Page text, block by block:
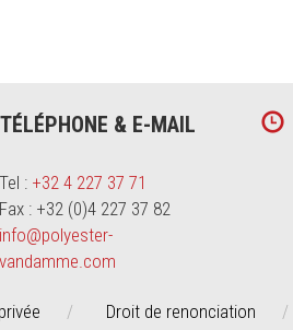
TÉLÉPHONE & E-MAIL
Tel : +32 4 227 37 71
Fax : +32 (0)4 227 37 82
info@polyester-
vandamme.com
Droit de renonciation